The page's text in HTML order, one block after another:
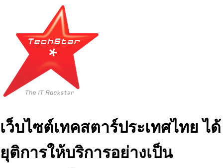
เว็บไซต์เทคสตาร์ประเทศไทย ได้
ยุติการให้บริการอย่างเป็น